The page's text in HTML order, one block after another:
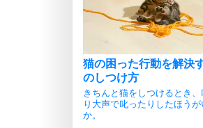
猫の困った行動を解決
のしつけ方
きちんと猫をしつけるとき、
り大声で叱ったりしたほう
か。